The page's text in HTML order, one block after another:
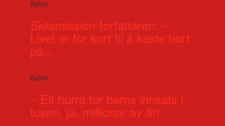
Bøker
Skilsmission-forfattaren: –
Livet er for kort til å kaste bort
på...
Bøker
– Eit hurra for barns innsats i
tusen, ja, millionar av år!